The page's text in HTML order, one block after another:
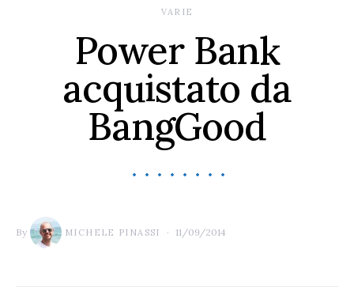
VARIE
Power Bank
acquistato da
BangGood
By MICHELE PINASSI 11/09/2014